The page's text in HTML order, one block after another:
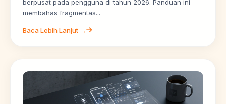
berpusat pada pengguna di tahun 2026. Panduan ini
membahas fragmentas...
Baca Lebih Lanjut →